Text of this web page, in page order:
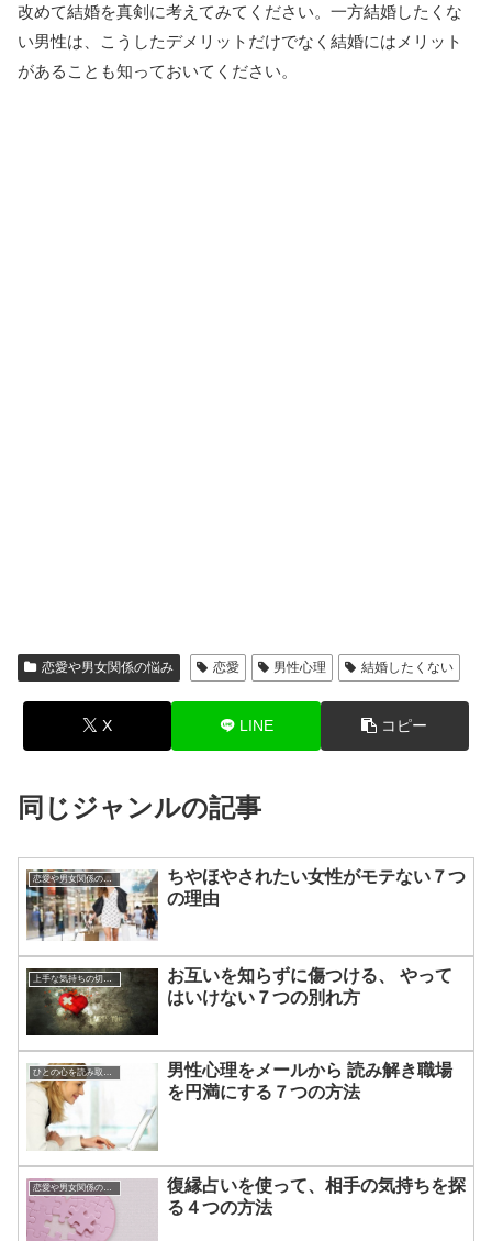
改めて結婚を真剣に考えてみてください。一方結婚したくな
い男性は、こうしたデメリットだけでなく結婚にはメリット
があることも知っておいてください。
恋愛や男女関係の悩み 恋愛 男性心理 結婚したくない
X LINE コピー
同じジャンルの記事
恋愛や男女関係の悩み
ちやほやされたい女性がモテない７つ
の理由
お互いを知らずに傷つける、 やって
はいけない７つの別れ方
ひとの心を読み取る方法
男性心理をメールから 読み解き職場
を円満にする７つの方法
恋愛や男女関係の悩み
復縁占いを使って、相手の気持ちを探
る４つの方法